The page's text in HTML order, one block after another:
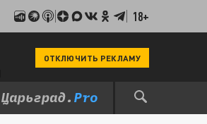
18+
ОТКЛЮЧИТЬ РЕКЛАМУ